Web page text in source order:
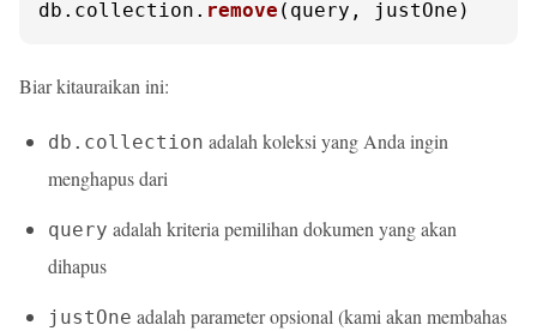
db. collection . remove (query, justOne)
Biar kitauraikan ini:
db.collection adalah koleksi yang Anda ingin
menghapus dari
query adalah kriteria pemilihan dokumen yang akan
dihapus
justOne adalah parameter opsional (kami akan membahas